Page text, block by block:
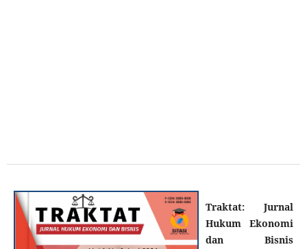
Traktat: Jurnal
Hukum Ekonomi
dan Bisnis